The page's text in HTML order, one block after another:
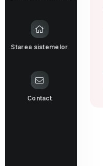
Starea sistemelor
Contact